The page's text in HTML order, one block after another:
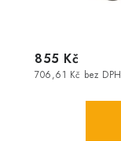
706,61 Kč bez DPH
855 Kč